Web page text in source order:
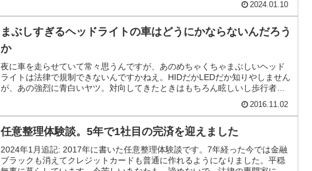
2024.01.10
まぶしすぎるヘッドライトの車はどうにかならないんだろう
か
夜に車を走らせていて常々思うんですが、あのめちゃくちゃまぶしいヘッド
ライトは法律で規制できないんですかねえ。HIDだかLEDだか知りやしません
が、あの強烈に青白いヤツ。対向してきたときはもちろん眩しいし歩行者が
2016.11.02
任意整理体験談。5年で1社目の完済を迎えました
2024年1月追記: 2017年に書いた任意整理体験談です。7年経った今では金融
ブラックも消えてクレジットカードも普通に作れるようになりました。平穏